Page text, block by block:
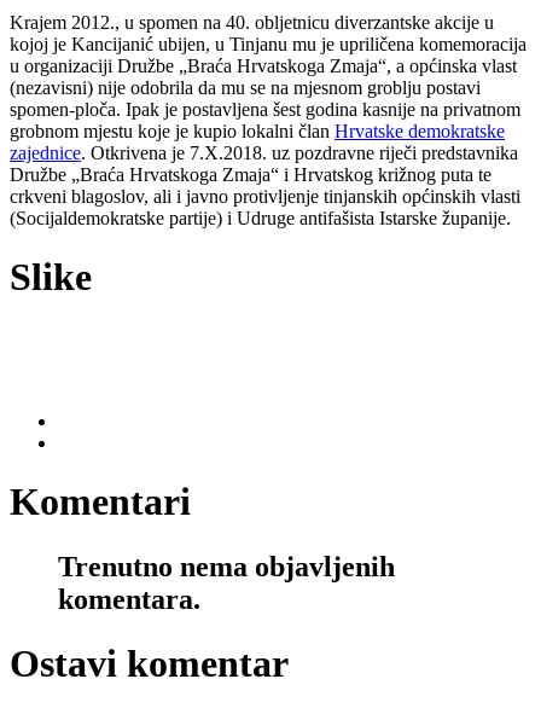
Krajem 2012., u spomen na 40. obljetnicu diverzantske akcije u
kojoj je Kancijanić ubijen, u Tinjanu mu je upriličena komemoracija
u organizaciji Družbe „Braća Hrvatskoga Zmaja“, a općinska vlast
(nezavisni) nije odobrila da mu se na mjesnom groblju postavi
spomen-ploča. Ipak je postavljena šest godina kasnije na privatnom
grobnom mjestu koje je kupio lokalni član Hrvatske demokratske
zajednice. Otkrivena je 7.X.2018. uz pozdravne riječi predstavnika
Družbe „Braća Hrvatskoga Zmaja“ i Hrvatskog križnog puta te
crkveni blagoslov, ali i javno protivljenje tinjanskih općinskih vlasti
(Socijaldemokratske partije) i Udruge antifašista Istarske županije.
Slike
Komentari
Trenutno nema objavljenih
komentara.
Ostavi komentar